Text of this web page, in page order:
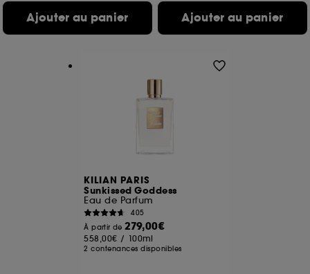
Ajouter au panier Ajouter au panier
KILIAN PARIS
Sunkissed Goddess
Eau de Parfum
405
À partir de279,00€
558,00€ / 100ml
2 contenances disponibles